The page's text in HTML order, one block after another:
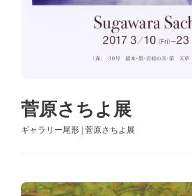
菅原さちよ展
ギャラリー尾形 | 菅原さちよ展